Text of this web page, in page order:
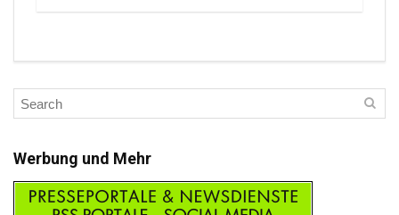
Werbung und Mehr